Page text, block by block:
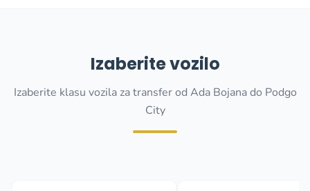
Izaberite vozilo
Izaberite klasu vozila za transfer od Ada Bojana do Podgo
City